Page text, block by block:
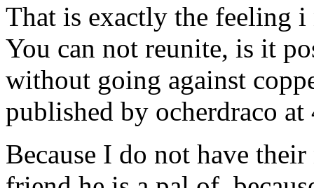
That is exactly the feeling i
You can not reunite, is it
without going against
published by ocherdraco
Because I do not have